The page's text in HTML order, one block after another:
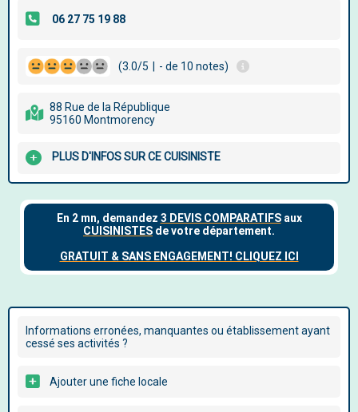
(3.0/5 - de 10 notes)
88 Rue de la République
95160 Montmorency
PLUS D'INFOS SUR CE CUISINISTE
Informations erronées, manquantes ou établissement ayant
cessé ses activités ?
Ajouter une fiche locale